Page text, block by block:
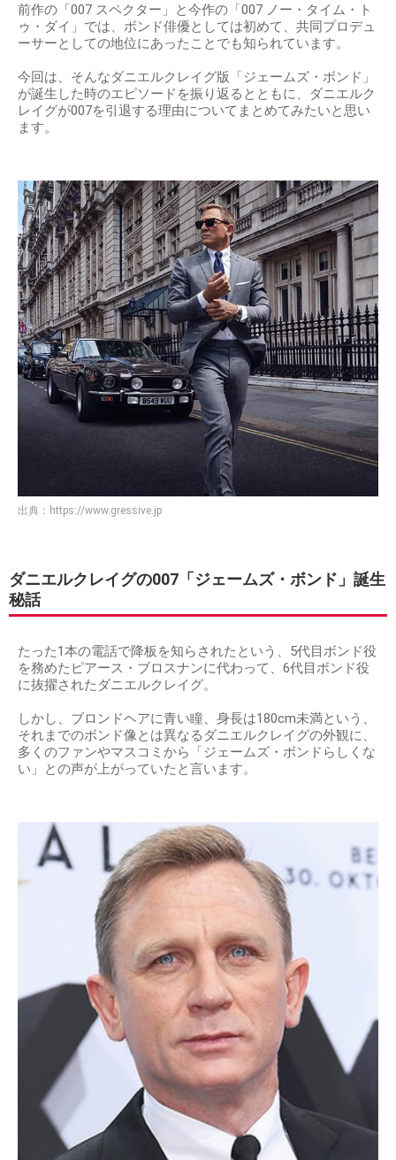
前作の「007 スペクター」と今作の「007 ノー・タイム・ト
ゥ・ダイ」では、ボンド俳優としては初めて、共同プロデュ
ーサーとしての地位にあったことでも知られています。
今回は、そんなダニエルクレイグ版「ジェームズ・ボンド」
が誕生した時のエピソードを振り返るとともに、ダニエルク
レイグが007を引退する理由についてまとめてみたいと思い
ます。
出典： https://www.gressive.jp
ダニエルクレイグの007「ジェームズ・ボンド」誕生
秘話
たった1本の電話で降板を知らされたという、5代目ボンド役
を務めたピアース・ブロスナンに代わって、6代目ボンド役
に抜擢されたダニエルクレイグ。
しかし、ブロンドヘアに青い瞳、身長は180cm未満という、
それまでのボンド像とは異なるダニエルクレイグの外観に、
多くのファンやマスコミから「ジェームズ・ボンドらしくな
い」との声が上がっていたと言います。